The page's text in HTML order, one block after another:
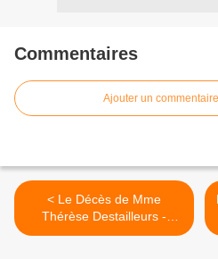
Commentaires
Ajouter un commentaire
< Le Décès de Mme
Thérèse Destailleurs -
Cochez (Janvier 2021).